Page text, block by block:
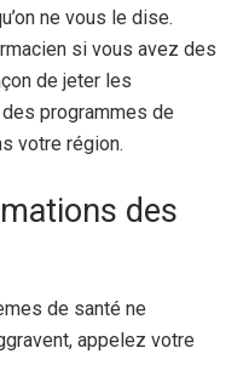
ne vous le dise.
si vous avez des
de jeter les
programmes de
votre région.
des
de santé ne
appelez votre